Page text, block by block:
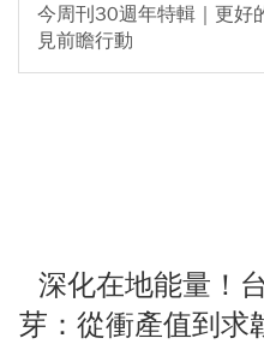
今周刊30週年特輯｜更好
見前瞻行動
深化在地能量！
芽：從衝產值到求